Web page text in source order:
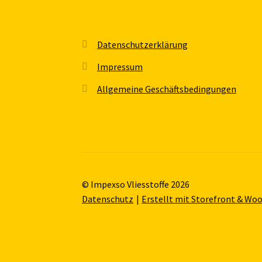
Datenschutzerklärung
Impressum
Allgemeine Geschäftsbedingungen
© Impexso Vliesstoffe 2026
Datenschutz
Erstellt mit Storefront &